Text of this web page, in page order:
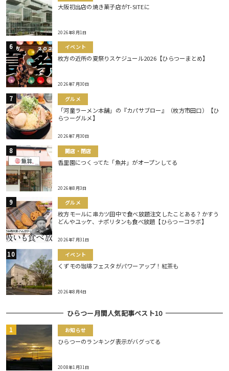
大阪初出店の焼き菓子店がT-SITEに
2026年8月1日
イベント
枚方の近所の夏祭りスケジュール2026【ひらつーまとめ】
2026年7月30日
グルメ
「河童ラーメン本舗」の『カパサブロー』（枚方市田口）【ひ
らつーグルメ】
2026年7月30日
開店・閉店
香里園につくってた「魚丼」がオープンしてる
2026年8月3日
グルメ
枚方モールに串カツ田中で食べ放題注文したことある？かすう
どんやユッケ、ナポリタンも食べ放題【ひらつーコラボ】
2026年7月31日
イベント
くずモの珈琲フェスタがパワーアップ！紅茶も
2026年8月4日
ひらつー月間人気記事ベスト10
お知らせ
ひらつーのランキング表示がバグってる
2008年1月31日